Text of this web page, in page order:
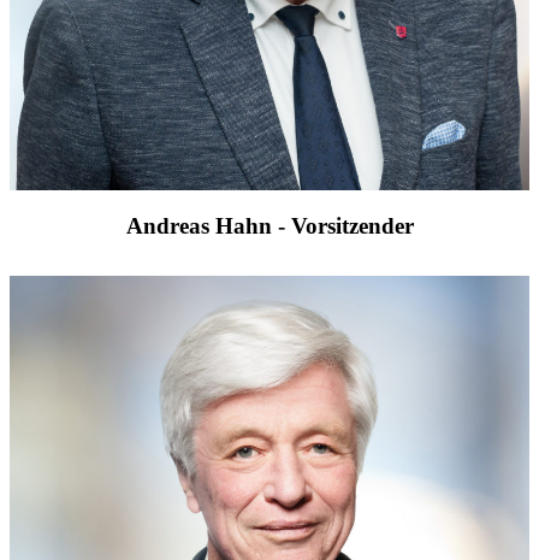
Andreas Hahn - Vorsitzender